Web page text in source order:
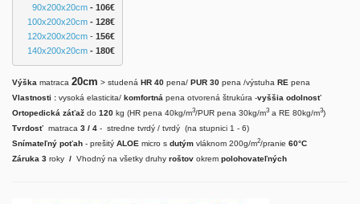
90x200x20cm - 106€
100x200x20cm - 128€
120x200x20cm - 156€
140x200x20cm - 180€
Výška matraca 20cm > studená HR 40 pena/ PUR 30 pena /výstuha RE pena
Vlastnosti : vysoká elasticita/ komfortná pena otvorená štrukúra -vyššia odolnosť
Ortopedická záťaž do 120 kg (HR pena 40kg/m3/PUR pena 30kg/m3 a RE 80kg/m3)
Tvrdosť matraca 3 / 4 - stredne tvrdý / tvrdý (na stupnici 1 - 6)
Snímateľný poťah - prešitý ALOE micro s dutým vláknom 200g/m2/pranie 60°C
Záruka 3 roky / Vhodný na všetky druhy roštov okrem polohovateľných